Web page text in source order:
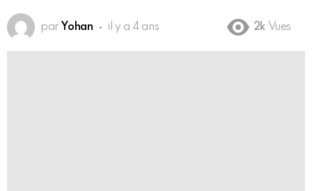
par Yohan il y a 4 ans 2k Vues